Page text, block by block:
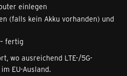
einlegen
(falls kein Akku vorhanden) und
fertig
wo ausreichend LTE-/5G-
EU-Ausland.